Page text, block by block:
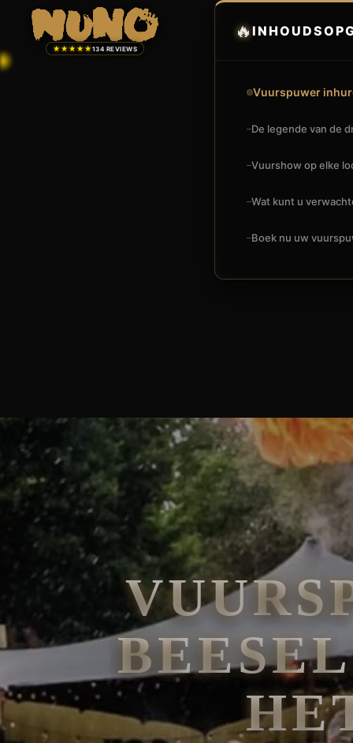
★★★★★134 REVIEWS
🔥
Vuurspuwer
De legende van de
Vuurshow op elke
Wat kunt u
Boek nu uw